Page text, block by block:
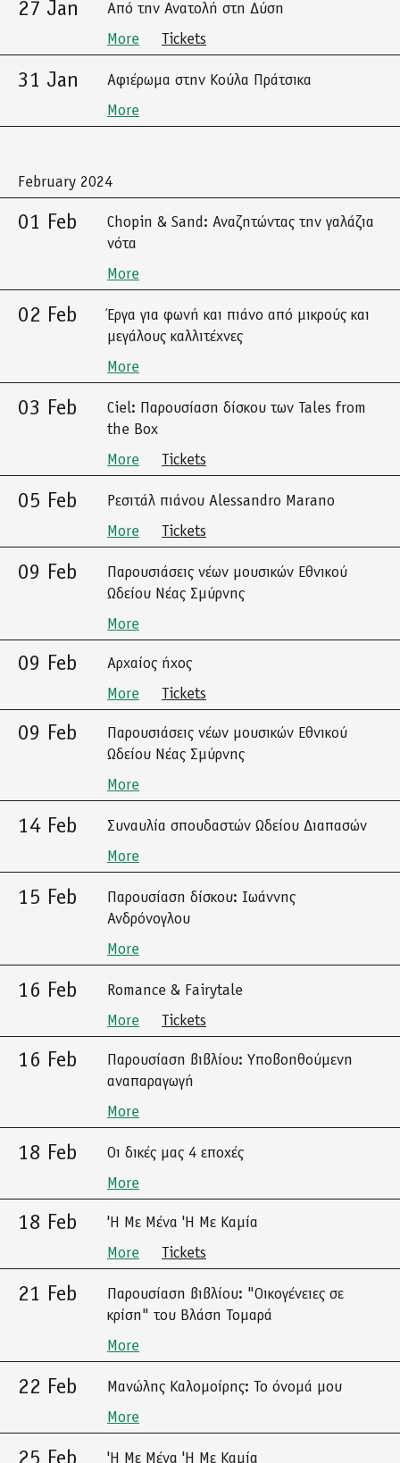
27 Jan
Από την Ανατολή στη Δύση
More
Tickets
31 Jan
Αφιέρωμα στην Κούλα Πράτσικα
More
February 2024
01 Feb
Chopin & Sand: Αναζητώντας την γαλάζια
νότα
More
02 Feb
Έργα για φωνή και πιάνο από μικρούς και
μεγάλους καλλιτέχνες
More
03 Feb
Ciel: Παρουσίαση δίσκου των Tales from
the Box
More
Tickets
05 Feb
Ρεσιτάλ πιάνου Alessandro Marano
More
Tickets
09 Feb
Παρουσιάσεις νέων μουσικών Εθνικού
Ωδείου Νέας Σμύρνης
More
09 Feb
Αρχαίος ήχος
More
Tickets
09 Feb
Παρουσιάσεις νέων μουσικών Εθνικού
Ωδείου Νέας Σμύρνης
More
14 Feb
Συναυλία σπουδαστών Ωδείου Διαπασών
More
15 Feb
Παρουσίαση δίσκου: Ιωάννης
Ανδρόνογλου
More
16 Feb
Romance & Fairytale
More
Tickets
16 Feb
Παρουσίαση βιβλίου: Υποβοηθούμενη
αναπαραγωγή
More
18 Feb
Οι δικές μας 4 εποχές
More
18 Feb
'Η Με Μένα 'Η Με Καμία
More
Tickets
21 Feb
Παρουσίαση βιβλίου: "Οικογένειες σε
κρίση" του Βλάση Τομαρά
More
22 Feb
Μανώλης Καλομοίρης: Το όνομά μου
More
'Η Με Μένα 'Η Με Καμία